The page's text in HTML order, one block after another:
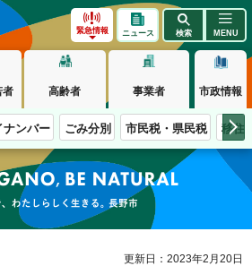
緊急情報 ニュース 検索 MENU
者 高齢者 事業者 市政情報
ナンバー ごみ分別 市民税・県民税 移住
わたしらしく生きる。長野市
更新日：2023年2月20日